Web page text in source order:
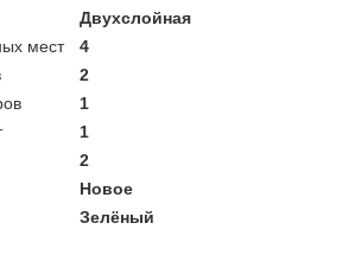
Двухслойная
мест
4
2
1
1
2
Новое
Зелёный